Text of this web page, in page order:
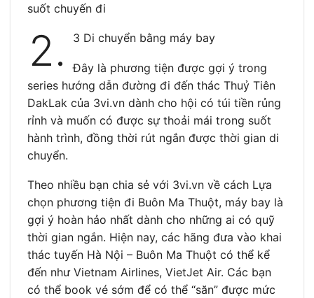
suốt chuyến đi
2. 3 Di chuyển bằng máy bay
Đây là phương tiện được gợi ý trong
series hướng dẫn đường đi đến thác Thuỷ Tiên
DakLak của 3vi.vn dành cho hội có túi tiền rủng
rỉnh và muốn có được sự thoải mái trong suốt
hành trình, đồng thời rút ngắn được thời gian di
chuyển.
Theo nhiều bạn chia sẻ với 3vi.vn về cách Lựa
chọn phương tiện đi Buôn Ma Thuột, máy bay là
gợi ý hoàn hảo nhất dành cho những ai có quỹ
thời gian ngắn. Hiện nay, các hãng đưa vào khai
thác tuyến Hà Nội – Buôn Ma Thuột có thể kể
đến như Vietnam Airlines, VietJet Air. Các bạn
có thể book vé sớm để có thể “săn” được mức